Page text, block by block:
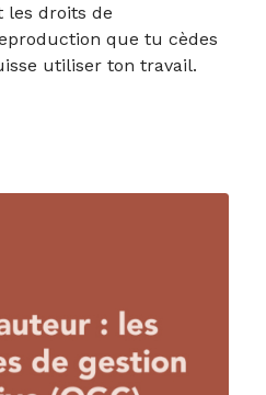
les droits de
que tu cèdes
utiliser ton travail.